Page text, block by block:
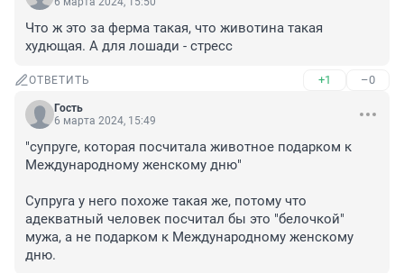
Что ж это за ферма такая, что животина такая
худющая. А для лошади - стресс
ОТВЕТИТЬ +1 –0
Гость
6 марта 2024, 15:49
"супруге, которая посчитала животное подарком к
Международному женскому дню"
Супруга у него похоже такая же, потому что
адекватный человек посчитал бы это "белочкой"
мужа, а не подарком к Международному женскому
дню.